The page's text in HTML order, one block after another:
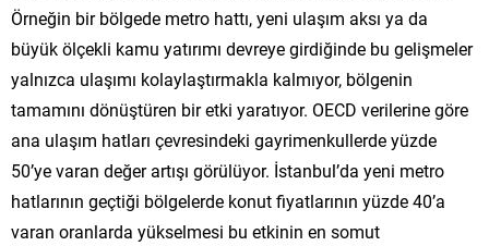
Örneğin bir bölgede metro hattı, yeni ulaşım aksı ya da
büyük ölçekli kamu yatırımı devreye girdiğinde bu gelişmeler
yalnızca ulaşımı kolaylaştırmakla kalmıyor, bölgenin
tamamını dönüştüren bir etki yaratıyor. OECD verilerine göre
ana ulaşım hatları çevresindeki gayrimenkullerde yüzde
50’ye varan değer artışı görülüyor. İstanbul’da yeni metro
hatlarının geçtiği bölgelerde konut fiyatlarının yüzde 40’a
varan oranlarda yükselmesi bu etkinin en somut